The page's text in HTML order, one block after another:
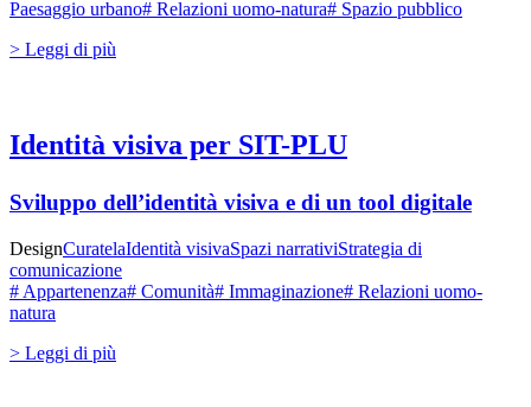
Paesaggio urbano# Relazioni uomo-natura# Spazio pubblico
> Leggi di più
Identità visiva per SIT-PLU
Sviluppo dell’identità visiva e di un tool digitale
DesignCuratelaIdentità visivaSpazi narrativiStrategia di
comunicazione
# Appartenenza# Comunità# Immaginazione# Relazioni uomo-
natura
> Leggi di più